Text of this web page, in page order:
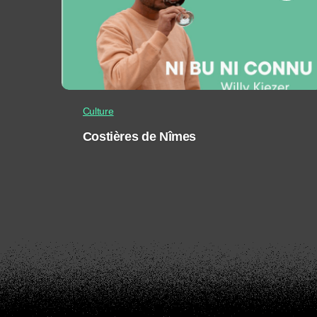
Culture
Costières de Nîmes